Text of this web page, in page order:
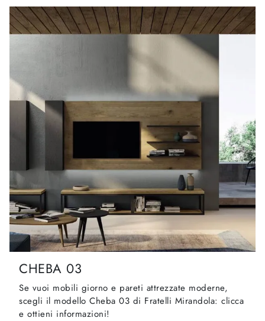
CHEBA 03
Se vuoi mobili giorno e pareti attrezzate moderne,
scegli il modello Cheba 03 di Fratelli Mirandola: clicca
e ottieni informazioni!